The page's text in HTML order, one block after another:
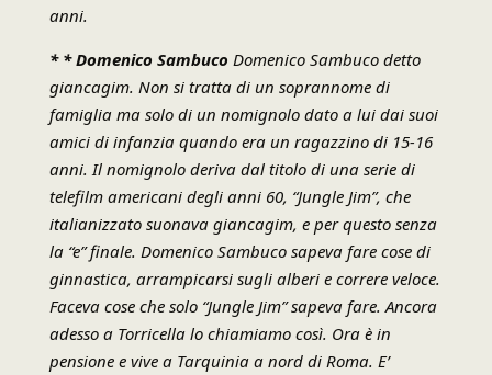
anni.
* *Domenico Sambuco Domenico Sambuco detto
giancagim. Non si tratta di un soprannome di
famiglia ma solo di un nomignolo dato a lui dai suoi
amici di infanzia quando era un ragazzino di 15-16
anni. Il nomignolo deriva dal titolo di una serie di
telefilm americani degli anni 60, “Jungle Jim”, che
italianizzato suonava giancagim, e per questo senza
la “e” finale. Domenico Sambuco sapeva fare cose di
ginnastica, arrampicarsi sugli alberi e correre veloce.
Faceva cose che solo “Jungle Jim” sapeva fare. Ancora
adesso a Torricella lo chiamiamo così. Ora è in
pensione e vive a Tarquinia a nord di Roma. E’